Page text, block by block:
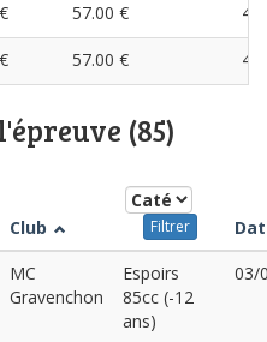
57.00 €
57.00 €
(85)
Club Filtrer
MC
Gravenchon
Espoirs
85cc (-12
ans)
03/